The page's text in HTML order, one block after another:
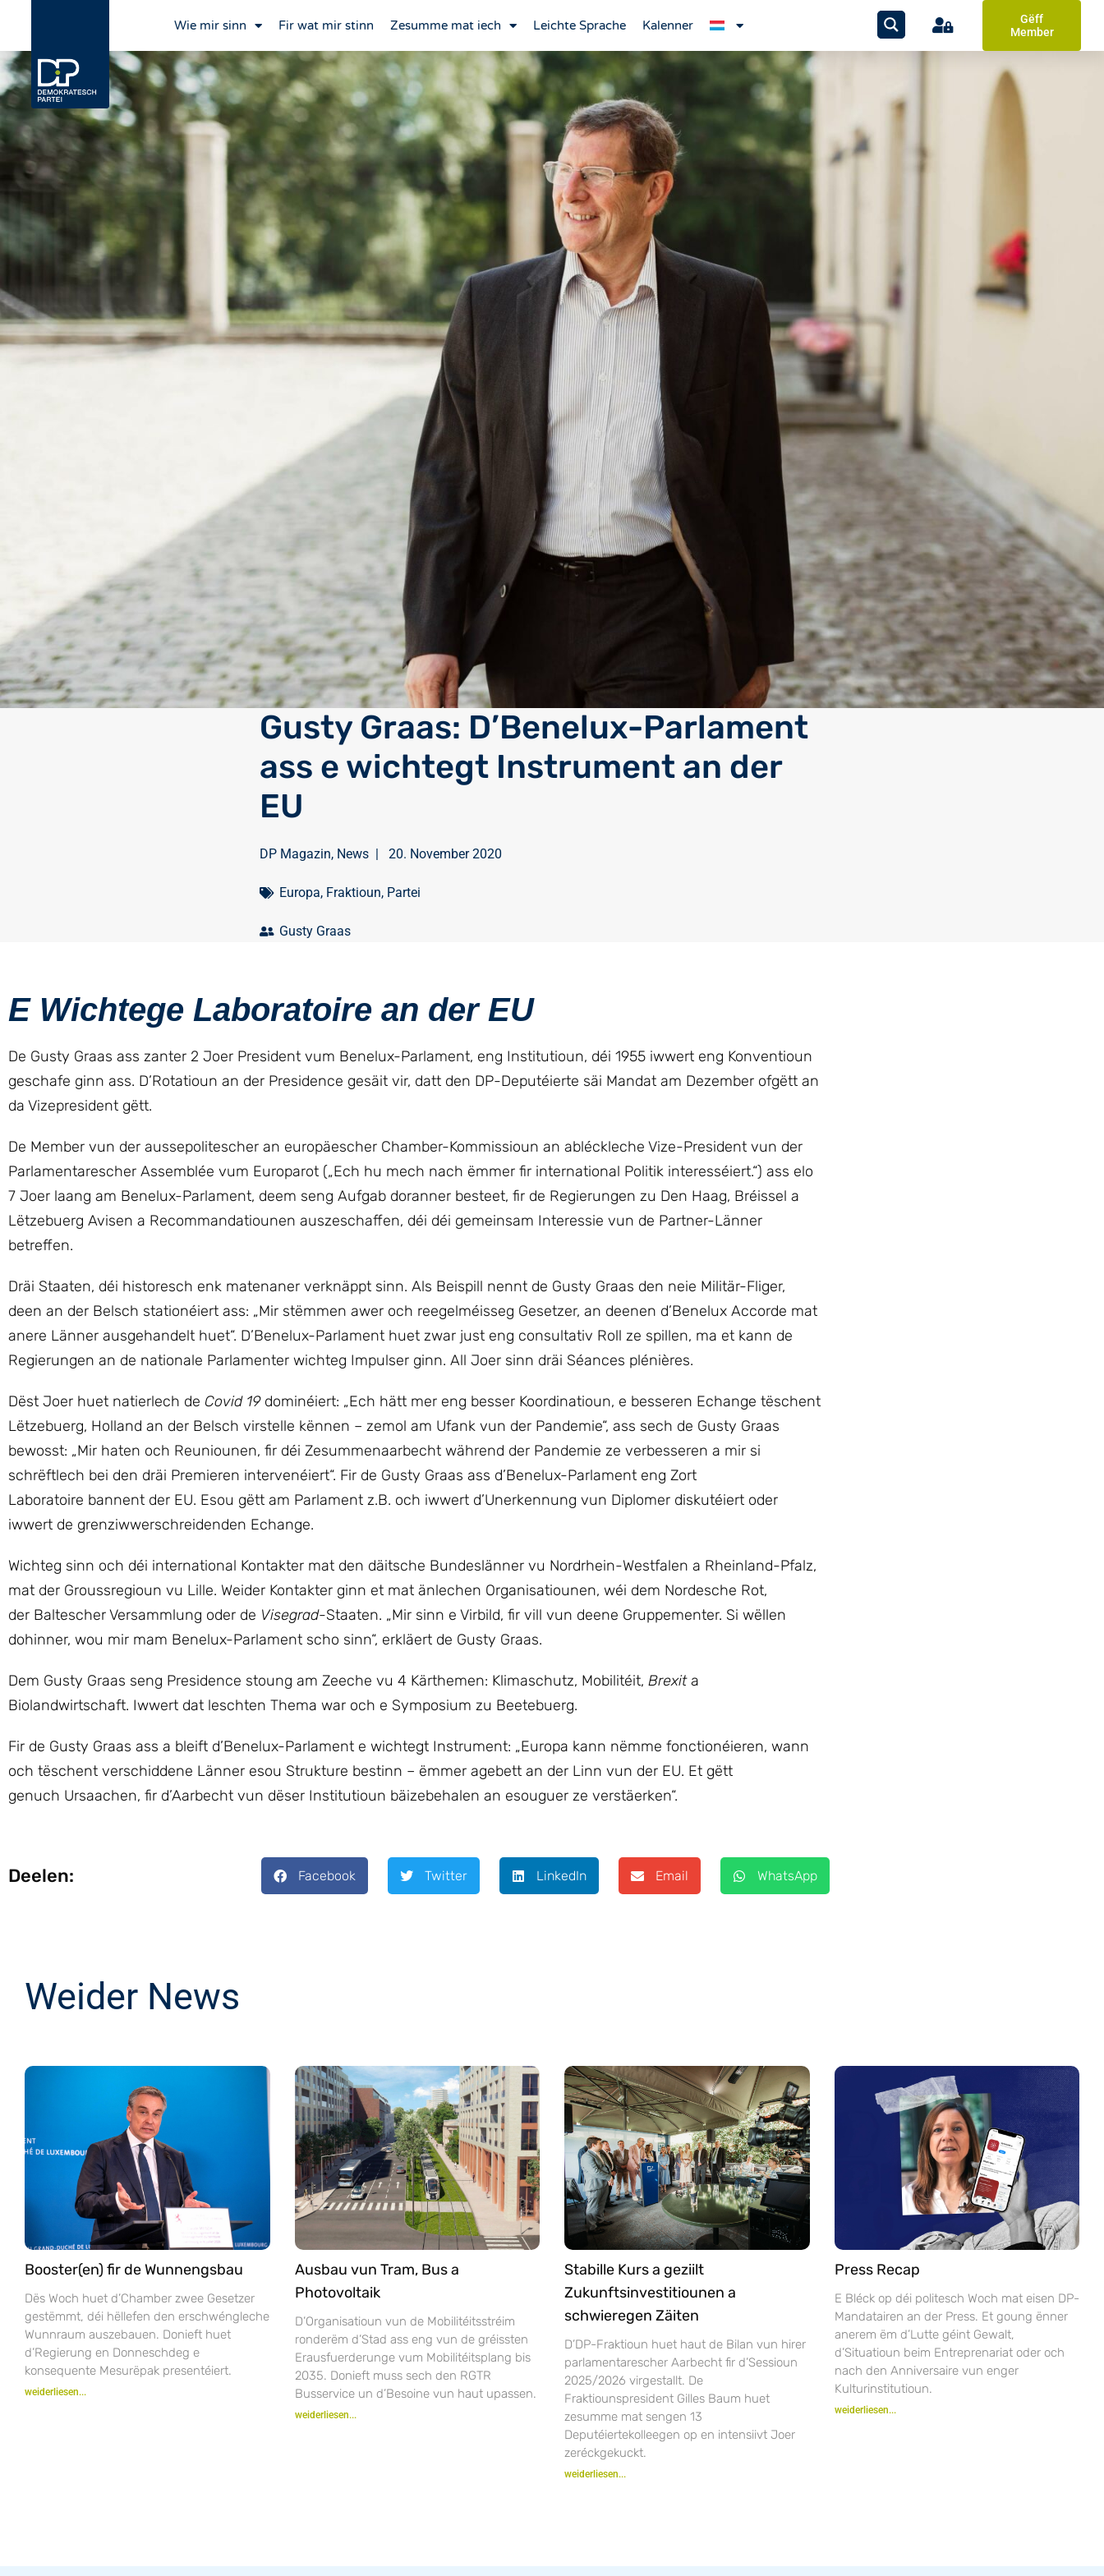
Wie mir sinn Fir wat mir stinn Zesumme mat iech Leichte Sprache Kalenner
Gëff
Member
Gusty Graas: D’Benelux-Parlament
ass e wichtegt Instrument an der
EU
DP Magazin, News| 20. November 2020
Europa, Fraktioun, Partei
Gusty Graas
E Wichtege Laboratoire an der EU
De Gusty Graas ass zanter 2 Joer President vum Benelux-Parlament, eng Institutioun, déi 1955 iwwert eng Konventioun
geschafe ginn ass. D’Rotatioun an der Presidence gesäit vir, datt den DP-Deputéierte säi Mandat am Dezember ofgëtt an
da Vizepresident gëtt.
De Member vun der aussepolitescher an europäescher Chamber-Kommissioun an abléckleche Vize-President vun der
Parlamentarescher Assemblée vum Europarot („Ech hu mech nach ëmmer fir international Politik interesséiert.“) ass elo
7 Joer laang am Benelux-Parlament, deem seng Aufgab doranner besteet, fir de Regierungen zu Den Haag, Bréissel a
Lëtzebuerg Avisen a Recommandatiounen auszeschaffen, déi déi gemeinsam Interessie vun de Partner-Länner
betreffen.
Dräi Staaten, déi historesch enk matenaner verknäppt sinn. Als Beispill nennt de Gusty Graas den neie Militär-Fliger,
deen an der Belsch stationéiert ass: „Mir stëmmen awer och reegelméisseg Gesetzer, an deenen d’Benelux Accorde mat
anere Länner ausgehandelt huet“. D’Benelux-Parlament huet zwar just eng consultativ Roll ze spillen, ma et kann de
Regierungen an de nationale Parlamenter wichteg Impulser ginn. All Joer sinn dräi Séances plénières.
Dëst Joer huet natierlech de Covid 19dominéiert: „Ech hätt mer eng besser Koordinatioun, e besseren Echange tëschent
Lëtzebuerg, Holland an der Belsch virstelle kënnen – zemol am Ufank vun der Pandemie“, ass sech de Gusty Graas
bewosst: „Mir haten och Reuniounen, fir déi Zesummenaarbecht während der Pandemie ze verbesseren a mir si
schrëftlech bei den dräi Premieren intervenéiert“. Fir de Gusty Graas ass d’Benelux-Parlament eng Zort
Laboratoire bannent der EU. Esou gëtt am Parlament z.B. och iwwert d’Unerkennung vun Diplomer diskutéiert oder
iwwert de grenziwwerschreidenden Echange.
Wichteg sinn och déi international Kontakter mat den däitsche Bundeslänner vu Nordrhein-Westfalen a Rheinland-Pfalz,
mat der Groussregioun vu Lille. Weider Kontakter ginn et mat änlechen Organisatiounen, wéi dem Nordesche Rot,
der Baltescher Versammlung oder de Visegrad-Staaten. „Mir sinn e Virbild, fir vill vun deene Gruppementer. Si wëllen
dohinner, wou mir mam Benelux-Parlament scho sinn“, erkläert de Gusty Graas.
Dem Gusty Graas seng Presidence stoung am Zeeche vu 4 Kärthemen: Klimaschutz, Mobilitéit, Brexita
Biolandwirtschaft. Iwwert dat leschten Thema war och e Symposium zu Beetebuerg.
Fir de Gusty Graas ass a bleift d’Benelux-Parlament e wichtegt Instrument: „Europa kann nëmme fonctionéieren, wann
och tëschent verschiddene Länner esou Strukture bestinn – ëmmer agebett an der Linn vun der EU. Et gëtt
genuch Ursaachen, fir d’Aarbecht vun dëser Institutioun bäizebehalen an esouguer ze verstäerken“.
Deelen: Facebook Twitter LinkedIn Email WhatsApp
Weider News
Booster(en) fir de Wunnengsbau
Dës Woch huet d’Chamber zwee Gesetzer
gestëmmt, déi hëllefen den erschwéngleche
Wunnraum auszebauen. Donieft huet
d’Regierung en Donneschdeg e
konsequente Mesurëpak presentéiert.
weiderliesen...
Ausbau vun Tram, Bus a
Photovoltaik
D’Organisatioun vun de Mobilitéitsstréim
ronderëm d’Stad ass eng vun de gréissten
Erausfuerderunge vum Mobilitéitsplang bis
2035. Donieft muss sech den RGTR
Busservice un d’Besoine vun haut upassen.
weiderliesen...
Stabille Kurs a geziilt
Zukunftsinvestitiounen a
schwieregen Zäiten
D’DP-Fraktioun huet haut de Bilan vun hirer
parlamentarescher Aarbecht fir d’Sessioun
2025/2026 virgestallt. De
Fraktiounspresident Gilles Baum huet
zesumme mat sengen 13
Deputéiertekolleegen op en intensiivt Joer
zeréckgekuckt.
weiderliesen...
Press Recap
E Bléck op déi politesch Woch mat eisen DP-
Mandatairen an der Press. Et goung ënner
anerem ëm d’Lutte géint Gewalt,
d’Situatioun beim Entreprenariat oder och
nach den Anniversaire vun enger
Kulturinstitutioun.
weiderliesen...